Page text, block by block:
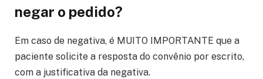
negar o pedido?
Em caso de negativa, é MUITO IMPORTANTE que a
paciente solicite a resposta do convênio por escrito,
com a justificativa da negativa.